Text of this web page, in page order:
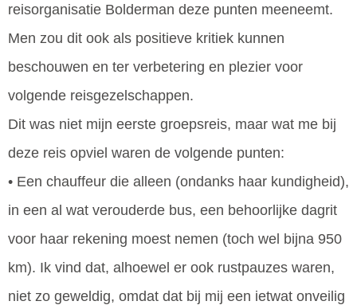
reisorganisatie Bolderman deze punten meeneemt.
Men zou dit ook als positieve kritiek kunnen
beschouwen en ter verbetering en plezier voor
volgende reisgezelschappen.
Dit was niet mijn eerste groepsreis, maar wat me bij
deze reis opviel waren de volgende punten:
• Een chauffeur die alleen (ondanks haar kundigheid),
in een al wat verouderde bus, een behoorlijke dagrit
voor haar rekening moest nemen (toch wel bijna 950
km). Ik vind dat, alhoewel er ook rustpauzes waren,
niet zo geweldig, omdat dat bij mij een ietwat onveilig